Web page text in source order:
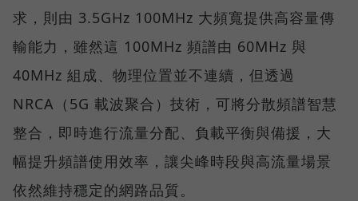
求，則由 3.5GHz 100MHz 大頻寬提供高容量傳
輸能力，雖然這 100MHz 頻譜由 60MHz 與
40MHz 組成、物理位置並不連續，但透過
NRCA（5G 載波聚合）技術，可將分散頻譜智慧
整合，即時進行流量分配、負載平衡與備援，大
幅提升頻譜使用效率，讓尖峰時段與高流量場景
依然維持穩定的網路品質。